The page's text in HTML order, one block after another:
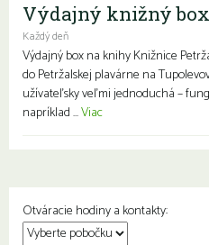
Výdajný knižný
Každý deň
Výdajný box na knihy Knižnice
do Petržalskej plavárne na
užívateľsky veľmi jednoduchá –
napríklad ...Viac
Otváracie hodiny a kontakty: